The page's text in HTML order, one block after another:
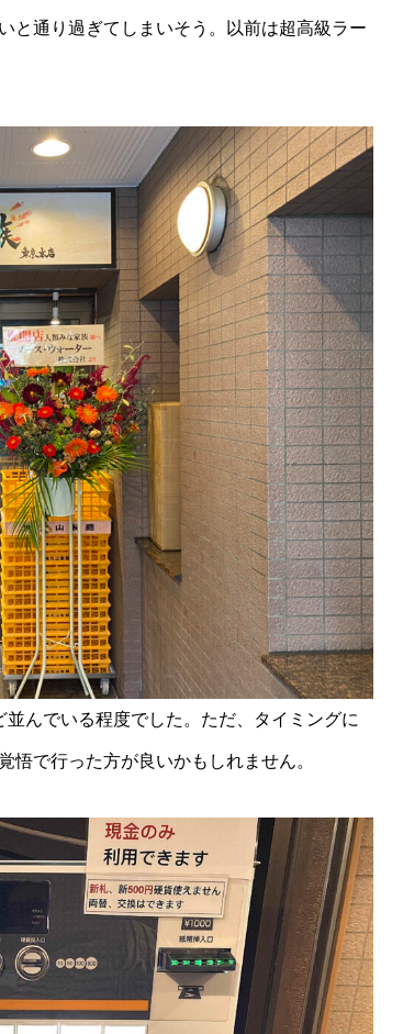
と通り過ぎてしまいそう。以前は超高級ラー
んでいる程度でした。ただ、タイミングに
悟で行った方が良いかもしれません。